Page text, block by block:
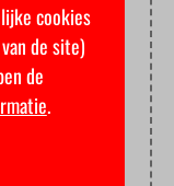
cookies
de site)
de
.